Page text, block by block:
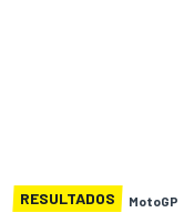
RESULTADOS MotoGP